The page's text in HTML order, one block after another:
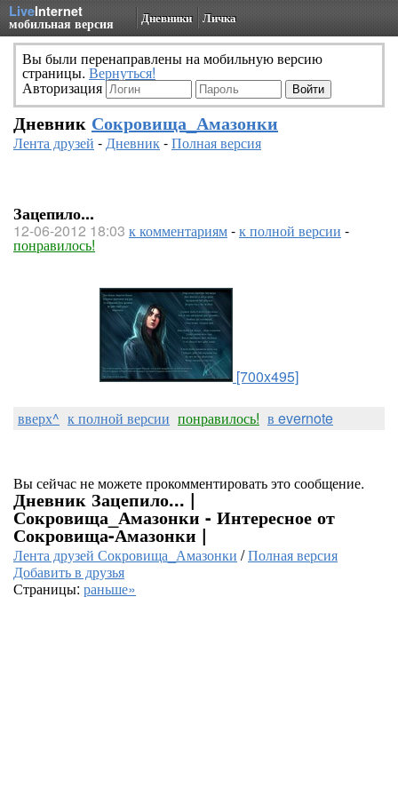
LiveInternet
мобильная версия Дневники Личка
Вы были перенаправлены на мобильную версию
страницы. Вернуться!
Авторизация
Дневник Сокровища_Амазонки
Лента друзей -Дневник-Полная версия
Зацепило...
12-06-2012 18:03 к комментариям-к полной версии -
понравилось!
[700x495]
вверх^ к полной версии понравилось! в evernote
Вы сейчас не можете прокомментировать это сообщение.
Дневник Зацепило... |
Сокровища_Амазонки - Интересное от
Сокровища-Амазонки |
Лента друзей Сокровища_Амазонки /Полная версия
Добавить в друзья
Страницы: раньше»